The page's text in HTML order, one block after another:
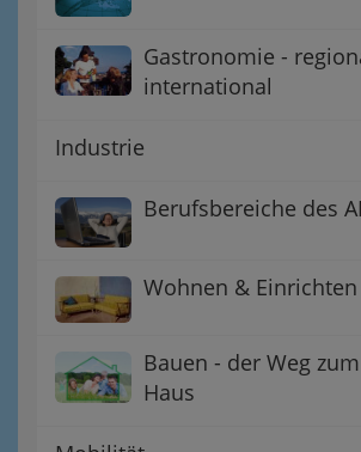
Gastronomie -
international
Industrie
Berufsbereiche des
Wohnen & Einrichten
Bauen - der Weg
Haus